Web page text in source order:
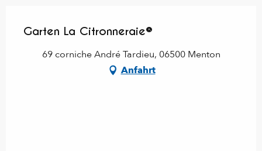
Garten La Citronneraie®
69 corniche André Tardieu, 06500 Menton
Anfahrt